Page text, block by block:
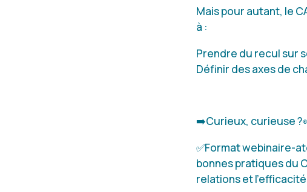
Mais pour autant, le
à :
Prendre du recul sur
Définir des axes de
➡️Curieux, curieuse
✅Format webinaire-
bonnes pratiques du
relations et